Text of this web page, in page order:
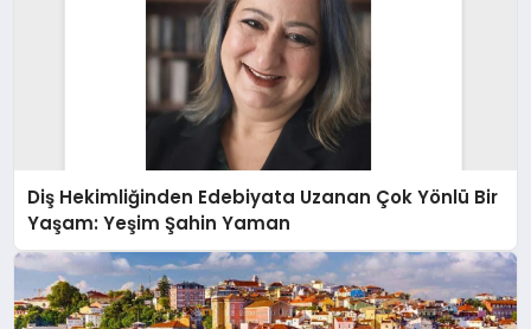
Diş Hekimliğinden Edebiyata Uzanan Çok Yönlü Bir
Yaşam: Yeşim Şahin Yaman